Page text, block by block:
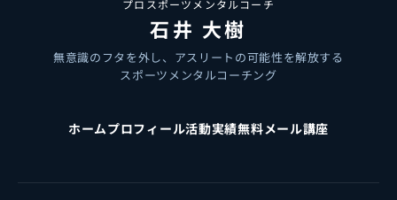
プロスポーツメンタルコーチ
石井 大樹
無意識のフタを外し、アスリートの可能性を解放する
スポーツメンタルコーチング
ホームプロフィール活動実績無料メール講座